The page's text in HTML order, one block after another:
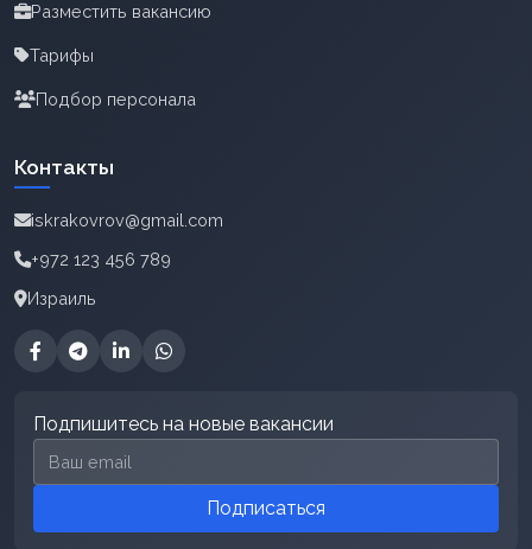
Разместить вакансию
Тарифы
Подбор персонала
Контакты
iskrakovrov@gmail.com
+972 123 456 789
Израиль
Подпишитесь на новые вакансии
Email для подписки
Подписаться